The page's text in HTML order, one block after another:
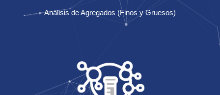
Análisis de Agregados (Finos y Gruesos)